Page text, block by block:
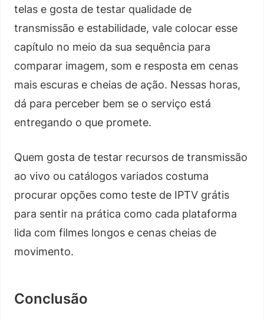
telas e gosta de testar qualidade de
transmissão e estabilidade, vale colocar esse
capítulo no meio da sua sequência para
comparar imagem, som e resposta em cenas
mais escuras e cheias de ação. Nessas horas,
dá para perceber bem se o serviço está
entregando o que promete.
Quem gosta de testar recursos de transmissão
ao vivo ou catálogos variados costuma
procurar opções como teste de IPTV grátis
para sentir na prática como cada plataforma
lida com filmes longos e cenas cheias de
movimento.
Conclusão